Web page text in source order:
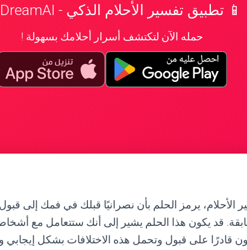
📱 تطبيق تفسير الأحلام الذكي - DreamAI 🚀
حمله الآن لتكتشف أسرار أحلامك بسهولة !
يرمز الحلم بأن نصرانيًا قبلك في فمك إلى قبول
قد يكون هذا الحلم يشير إلى أنك ستتعامل مع
قادرًا على قبول وتحمل هذه الاختلافات بشكل إيجابي